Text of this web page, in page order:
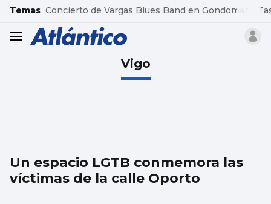
common.go-to-content
Temas Concierto de Vargas Blues Band en Gondomar
header.menu.open
Vigo
Un espacio LGTB conmemora las
víctimas de la calle Oporto